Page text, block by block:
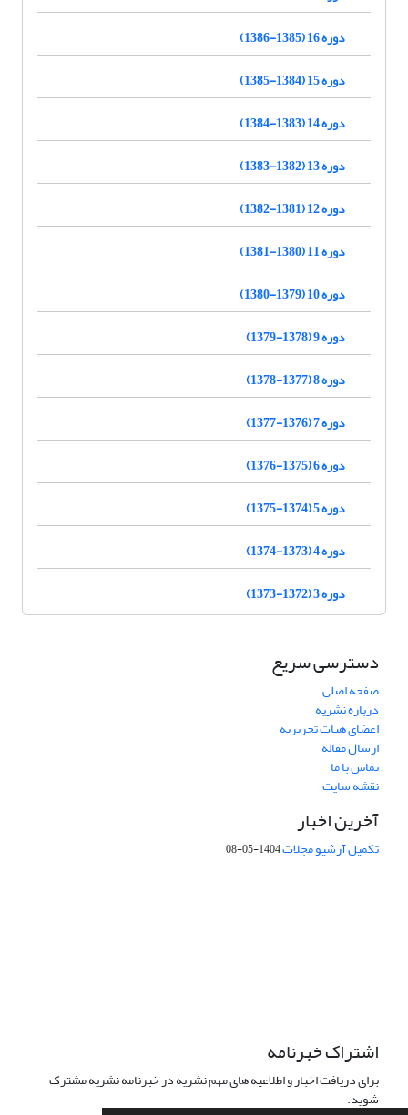
دوره 16 (1385-1386)
دوره 15 (1384-1385)
دوره 14 (1383-1384)
دوره 13 (1382-1383)
دوره 12 (1381-1382)
دوره 11 (1380-1381)
دوره 10 (1379-1380)
دوره 9 (1378-1379)
دوره 8 (1377-1378)
دوره 7 (1376-1377)
دوره 6 (1375-1376)
دوره 5 (1374-1375)
دوره 4 (1373-1374)
دوره 3 (1372-1373)
دسترسی سریع
صفحه اصلی
درباره نشریه
اعضای هیات تحریریه
ارسال مقاله
تماس با ما
نقشه سایت
آخرین اخبار
تکمیل آرشیو مجلات1404-05-08
اشتراک خبرنامه
برای دریافت اخبار و اطلاعیه های مهم نشریه در خبرنامه نشریه مشترک
شوید.